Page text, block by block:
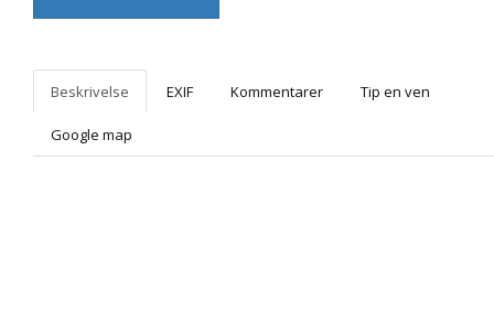
Beskrivelse EXIF Kommentarer Tip en ven
Google map